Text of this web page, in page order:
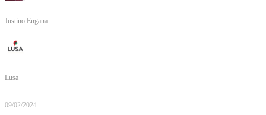
Justino Engana
Lusa
09/02/2024